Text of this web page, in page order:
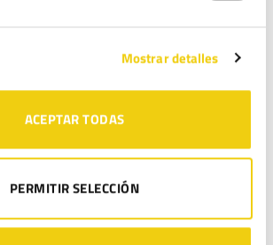
Mostrar detalles
ACEPTAR TODAS
PERMITIR SELECCIÓN
¿Envíos comerciales sin consentimiento? La AEPD ya
Reglamento de la IA